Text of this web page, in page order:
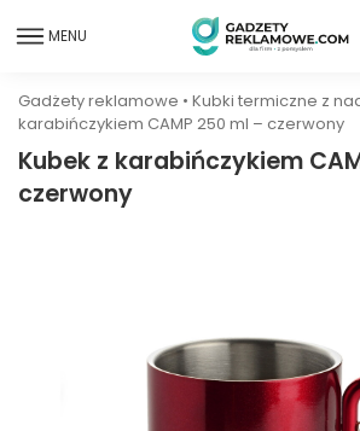
MENU
Gadżety reklamowe • Kubki termiczne z
karabińczykiem CAMP 250 ml – czerwony
Kubek z karabińczykiem
czerwony